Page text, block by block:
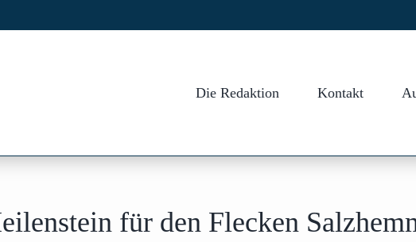
Die Redaktion Kontakt
für den Flecken